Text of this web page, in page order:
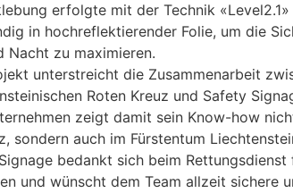
erfolgte mit der Technik
in hochreflektierender Folie, um die
Nacht zu maximieren.
unterstreicht die Zusammenarbeit
Roten Kreuz und Safety
zeigt damit sein Know-how
sondern auch im Fürstentum
bedankt sich beim Rettungsdienst
und wünscht dem Team allzeit sichere